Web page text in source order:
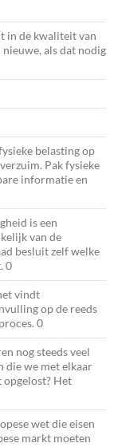
in de kwaliteit van
als dat nodig
belasting op
Pak fysieke
informatie en
is een
van de
besluit zelf welke
0
vindt
op de reeds
0
nog steeds veel
die we met elkaar
opgelost? Het
wet die eisen
markt moeten